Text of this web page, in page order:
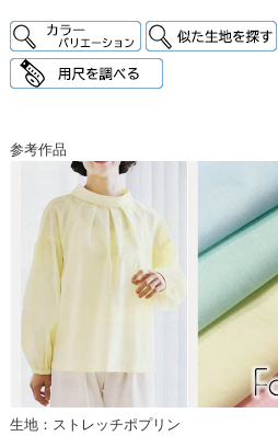
参考作品
生地：ストレッチポプリン